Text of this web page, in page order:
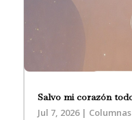
Salvo mi corazón
Jul 7, 2026|